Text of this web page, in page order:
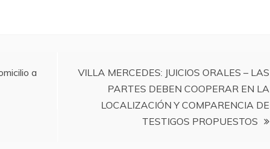
a
VILLA MERCEDES: JUICIOS ORALES – LAS
PARTES DEBEN COOPERAR EN LA
LOCALIZACIÓN Y COMPARENCIA DE
TESTIGOS PROPUESTOS